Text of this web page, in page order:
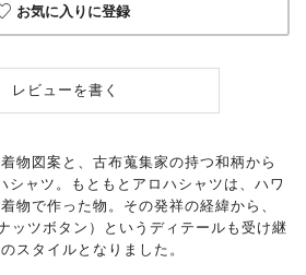
お気に入りに登録
レビューを書く
物図案と、古布蒐集家の持つ和柄から
シャツ。もともとアロハシャツは、ハワ
物で作った物。その発祥の経緯から、
ッツボタン）というディテールも受け継
スタイルとなりました。